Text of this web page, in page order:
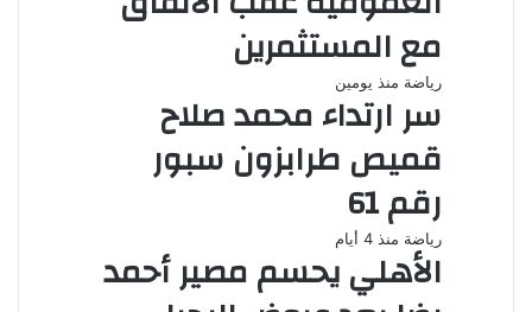
مع المستثمرين
رياضة منذ يومين
سر ارتداء محمد صلاح
قميص طرابزون سبور
رقم 61
رياضة منذ 4 أيام
الأهلي يحسم مصير أحمد